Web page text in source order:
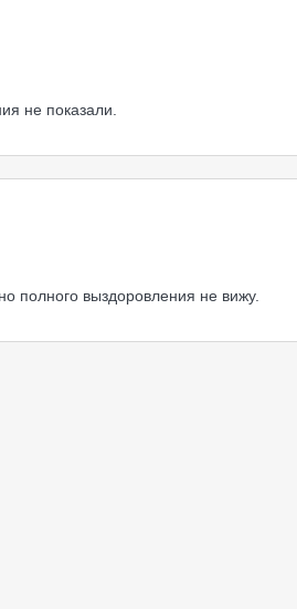
не показали.
полного выздоровления не вижу.